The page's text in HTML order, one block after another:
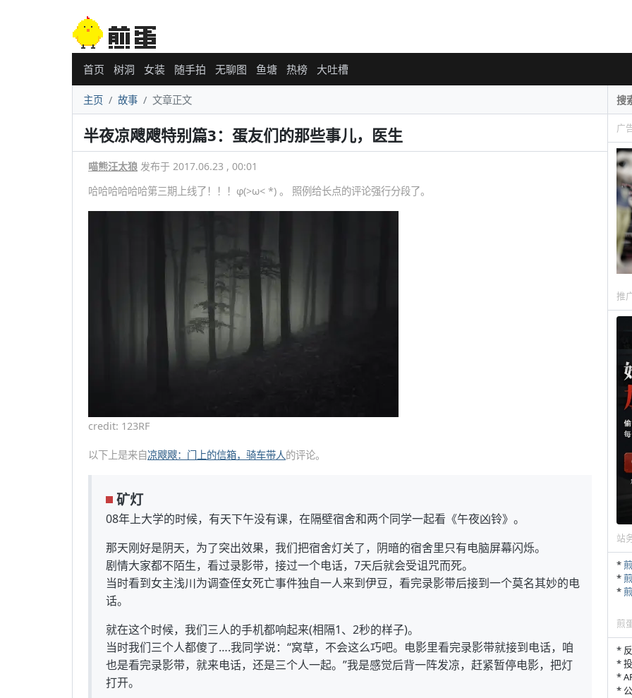
首页 树洞 女装 随手拍 无聊图 鱼塘 热榜 大吐槽
主页 故事 文章正文
半夜凉飕飕特别篇3：蛋友们的那些事儿，医生
喵熊汪太狼 发布于 2017.06.23 , 00:01
哈哈哈哈哈哈第三期上线了！！！φ(>ω< *) 。 照例给长点的评论强行分段了。
credit: 123RF
以下上是来自凉飕飕：门上的信箱，骑车带人的评论。
矿灯
08年上大学的时候，有天下午没有课，在隔壁宿舍和两个同学一起看《午夜凶铃》。
那天刚好是阴天，为了突出效果，我们把宿舍灯关了，阴暗的宿舍里只有电脑屏幕闪烁。
剧情大家都不陌生，看过录影带，接过一个电话，7天后就会受诅咒而死。
当时看到女主浅川为调查侄女死亡事件独自一人来到伊豆，看完录影带后接到一个莫名其妙的电
话。
就在这个时候，我们三人的手机都响起来(相隔1、2秒的样子)。
当时我们三个人都傻了….我同学说：“窝草，不会这么巧吧。电影里看完录影带就接到电话，咱
也是看完录影带，就来电话，还是三个人一起。”我是感觉后背一阵发凉，赶紧暂停电影，把灯
打开。
广
推
站
*
*
*
煎
*
*
*
*